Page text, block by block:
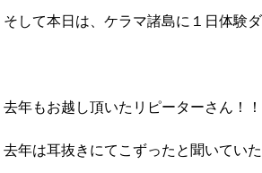
そして本日は、ケラマ諸島に１日体験
去年もお越し頂いたリピーターさん！
去年は耳抜きにてこずったと聞いてい